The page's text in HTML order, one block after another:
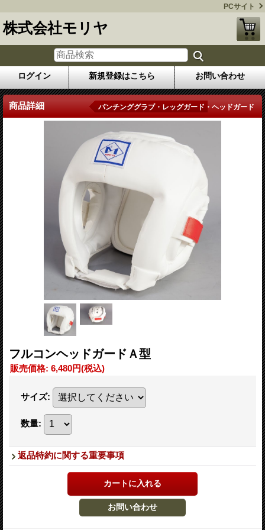
PCサイト
株式会社モリヤ
ログイン 新規登録はこちら お問い合わせ
商品詳細 パンチンググラブ・レッグガード・ヘッドガード
フルコンヘッドガードＡ型
販売価格: 6,480円(税込)
サイズ:
数量:
返品特約に関する重要事項